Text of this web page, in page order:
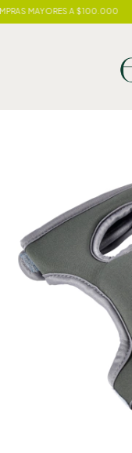
MAYORES A $100.000